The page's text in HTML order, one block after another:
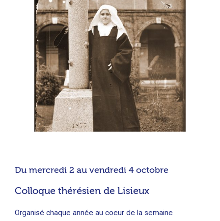
Du mercredi 2 au vendredi 4 octobre
Colloque thérésien de Lisieux
Organisé chaque année au coeur de la semaine